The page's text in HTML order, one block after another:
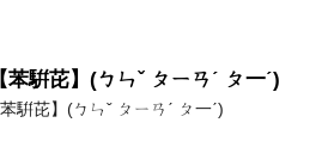
苯騈芘】(ㄅㄣˇ ㄆㄧㄢˊ ㄆ一ˊ)
騈芘】(ㄅㄣˇ ㄆㄧㄢˊ ㄆ一ˊ)